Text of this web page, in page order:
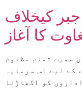
کیخلاف
سمیت تمام مظلوم
کے لیے اس سرمایہ
کو اکھاڑنا